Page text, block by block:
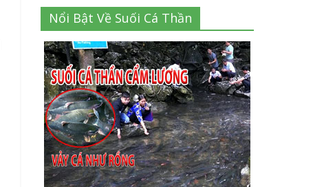
July 16, 2026
Cập nhật mới nhất: Vở
học sinh 96 trang giá
bao nhiêu tại 3 đại lý
lớn có tiếng ở Tphcm
hiện nay?
July 9, 2026
Thành Long – Số 1 về
dịch vụ sửa cửa kính
Quận 1 Tphcm tận nhà
uy tín, giá rẻ
Nổi Bật Về Suối Cá Thần